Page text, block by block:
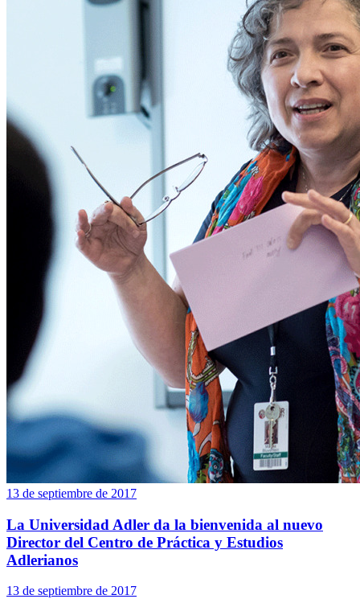
13 de septiembre de 2017
La Universidad Adler da la bienvenida al nuevo
Director del Centro de Práctica y Estudios
Adlerianos
13 de septiembre de 2017